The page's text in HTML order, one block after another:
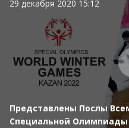
29 декабря 2020 15:12
Представлены Послы
Специальной Олимпиады